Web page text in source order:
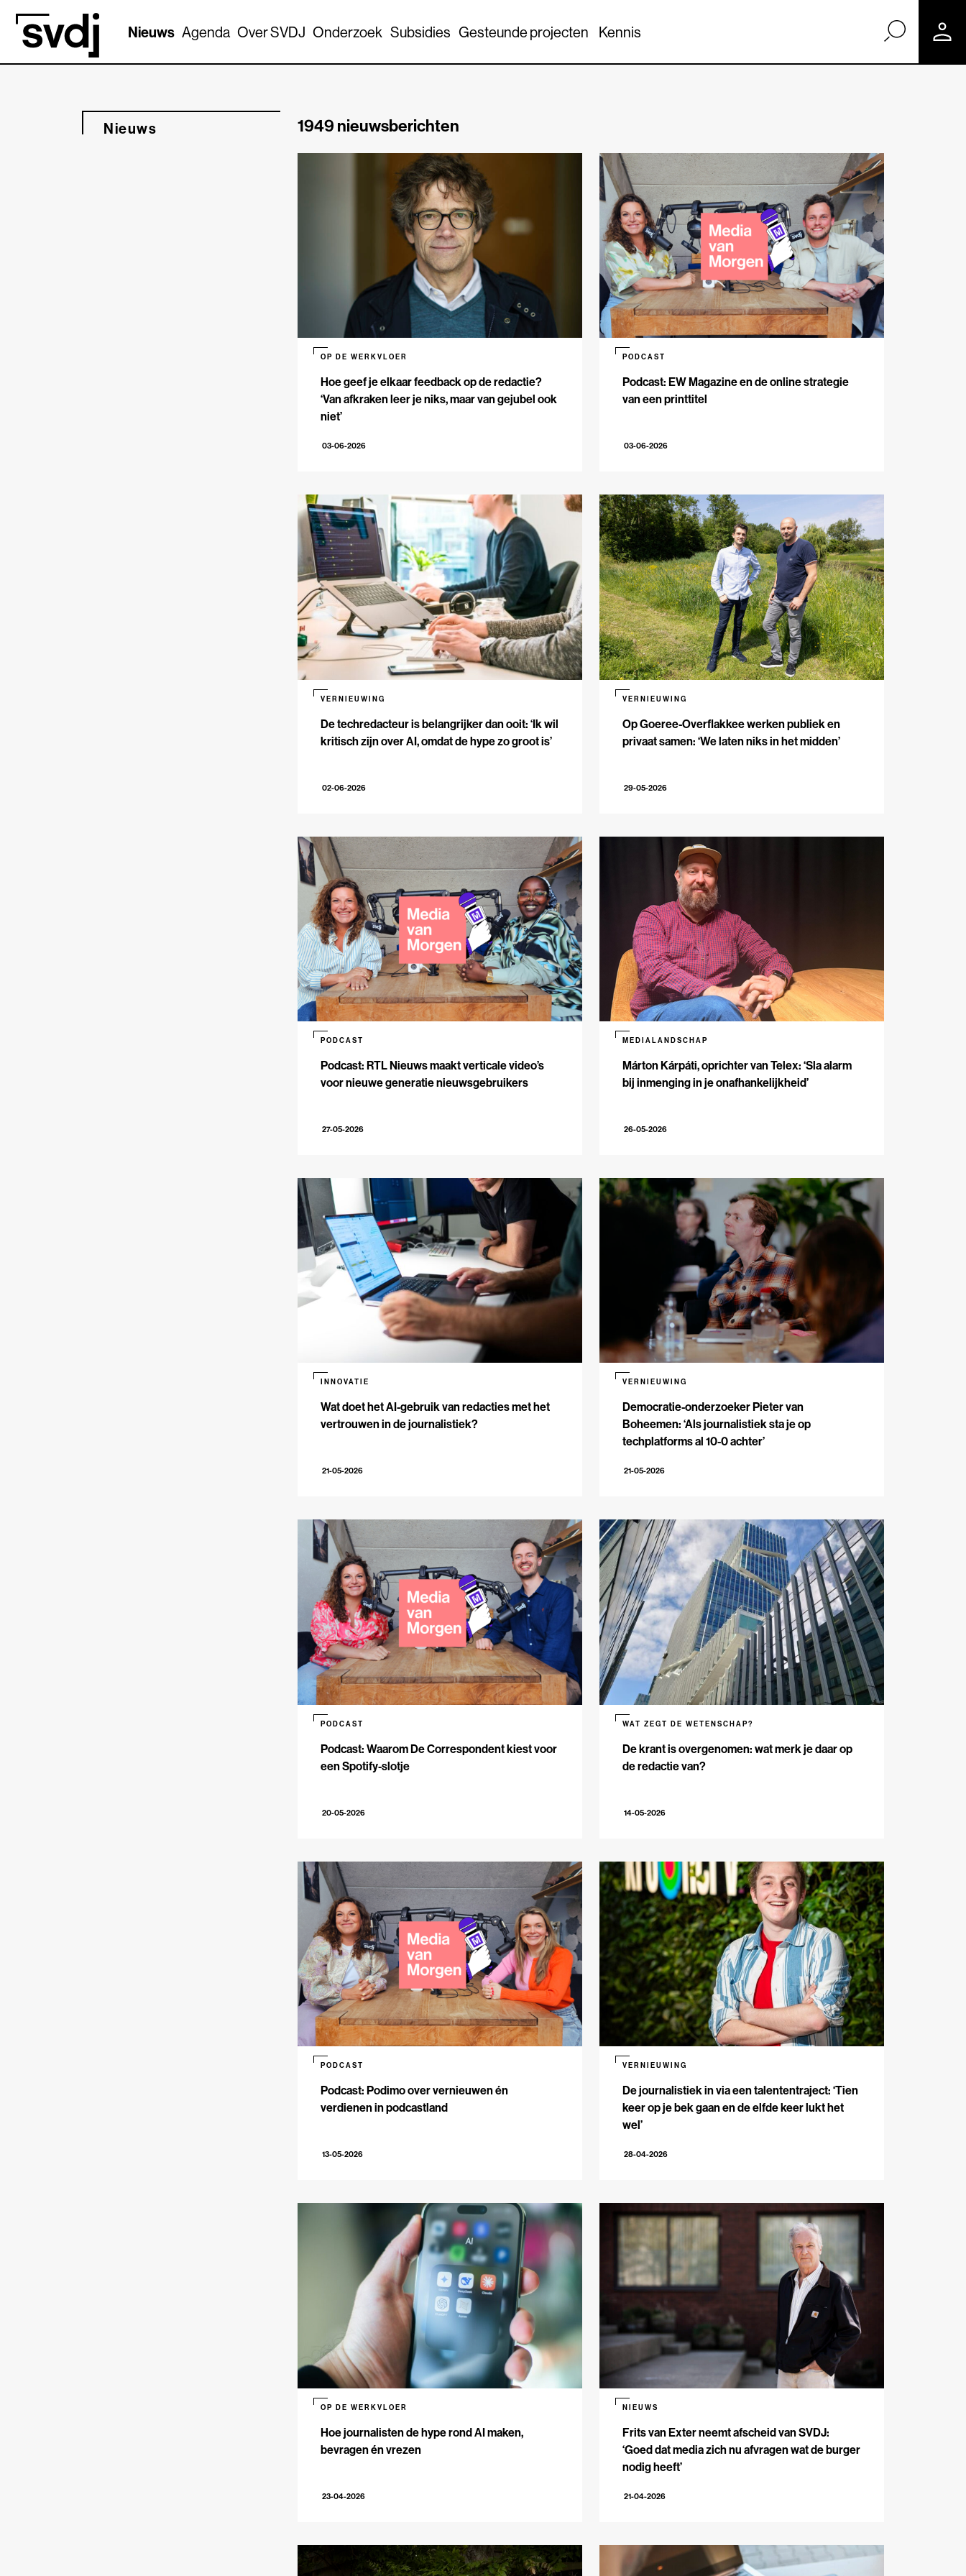
Naar hoofdinhoud
Nieuws Agenda Over SVDJ Onderzoek Subsidies Gesteunde projecten Kennis
Nieuws 1949 nieuwsberichten
Hoe geef je elkaar feedback op de redactie?
‘Van afkraken leer je niks, maar van gejubel ook
niet’
OP DE WERKVLOER
03-06-2026
Podcast: EW Magazine en de online strategie
van een printtitel
PODCAST
03-06-2026
De techredacteur is belangrijker dan ooit: ‘Ik wil
kritisch zijn over AI, omdat de hype zo groot is’
VERNIEUWING
02-06-2026
Op Goeree-Overflakkee werken publiek en
privaat samen: ‘We laten niks in het midden’
VERNIEUWING
29-05-2026
Podcast: RTL Nieuws maakt verticale video’s
voor nieuwe generatie nieuwsgebruikers
PODCAST
27-05-2026
Márton Kárpáti, oprichter van Telex: ‘Sla alarm
bij inmenging in je onafhankelijkheid’
MEDIALANDSCHAP
26-05-2026
Wat doet het AI-gebruik van redacties met het
vertrouwen in de journalistiek?
INNOVATIE
21-05-2026
Democratie-onderzoeker Pieter van
Boheemen: ‘Als journalistiek sta je op
techplatforms al 10-0 achter’
VERNIEUWING
21-05-2026
Podcast: Waarom De Correspondent kiest voor
een Spotify-slotje
PODCAST
20-05-2026
De krant is overgenomen: wat merk je daar op
de redactie van?
WAT ZEGT DE WETENSCHAP?
14-05-2026
Podcast: Podimo over vernieuwen én
verdienen in podcastland
PODCAST
13-05-2026
De journalistiek in via een talententraject: ‘Tien
keer op je bek gaan en de elfde keer lukt het
wel’
VERNIEUWING
28-04-2026
Hoe journalisten de hype rond AI maken,
bevragen én vrezen
OP DE WERKVLOER
23-04-2026
Frits van Exter neemt afscheid van SVDJ:
‘Goed dat media zich nu afvragen wat de burger
nodig heeft’
NIEUWS
21-04-2026